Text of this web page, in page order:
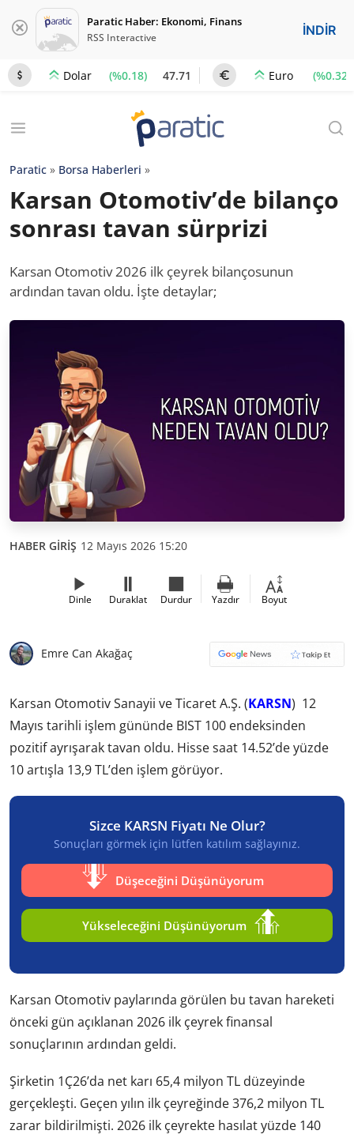
Paratic Haber: Ekonomi, Finans
RSS Interactive İNDİR
Dolar (%0.18) 47.71 Euro (%0.32)
Paratic » Borsa Haberleri »
Karsan Otomotiv’de bilanço
sonrası tavan sürprizi
Karsan Otomotiv 2026 ilk çeyrek bilançosunun
ardından tavan oldu. İşte detaylar;
HABER GİRİŞ 12 Mayıs 2026 15:20
Dinle Duraklat Durdur Yazdır Boyut
Emre Can Akağaç
Karsan Otomotiv Sanayii ve Ticaret A.Ş. (KARSN) 12
Mayıs tarihli işlem gününde BIST 100 endeksinden
pozitif ayrışarak tavan oldu. Hisse saat 14.52’de yüzde
10 artışla 13,9 TL’den işlem görüyor.
Sizce KARSN Fiyatı Ne Olur?
Sonuçları görmek için lütfen katılım sağlayınız.
Düşeceğini Düşünüyorum
Yükseleceğini Düşünüyorum
Karsan Otomotiv paylarında görülen bu tavan hareketi
önceki gün açıklanan 2026 ilk çeyrek finansal
sonuçlarının ardından geldi.
Şirketin 1Ç26’da net karı 65,4 milyon TL düzeyinde
gerçekleşti. Geçen yılın ilk çeyreğinde 376,2 milyon TL
zarar bildirilmişti. 2026 ilk çeyrekte hasılat yüzde 140